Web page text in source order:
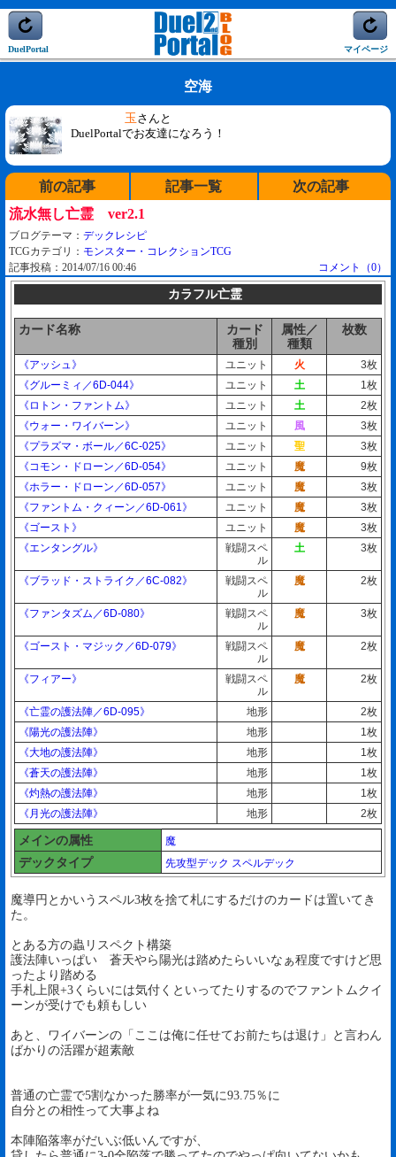
DuelPortal マイページ
空海
玉 さんと
DuelPortalでお友達になろう！
前の記事 記事一覧
次の記事
流水無し亡霊 ver2.1
ブログテーマ： デックレシピ
TCGカテゴリ： モンスター・コレクションTCG
記事投稿：2014/07/16 00:46
コメント（0）
カラフル亡霊
カード名称
カード
種別
属性／
種類
枚数
《アッシュ》 ユニット 火
3枚
《グルーミィ／6D-044》
ユニット 土
1枚
《ロトン・ファントム》
ユニット 土
2枚
《ウォー・ワイバーン》
ユニット 風
3枚
《プラズマ・ボール／6C-025》
ユニット 聖
3枚
《コモン・ドローン／6D-054》
ユニット 魔
9枚
《ホラー・ドローン／6D-057》
ユニット 魔
3枚
《ファントム・クィーン／6D-061》
ユニット 魔
3枚
《ゴースト》
ユニット 魔
3枚
《エンタングル》
戦闘スペ
ル
土 3枚
《ブラッド・ストライク／6C-082》
戦闘スペ
ル
魔 2枚
《ファンタズム／6D-080》
戦闘スペ
ル
魔 3枚
《ゴースト・マジック／6D-079》
戦闘スペ
ル
魔 2枚
《フィアー》
戦闘スペ
ル
魔 2枚
《亡霊の護法陣／6D-095》 地形
2枚
《陽光の護法陣》
地形
1枚
《大地の護法陣》
地形
1枚
《蒼天の護法陣》
地形
1枚
《灼熱の護法陣》
地形
1枚
《月光の護法陣》
地形 2枚
メインの属性 魔
デックタイプ 先攻型デック スペルデック
魔導円とかいうスペル3枚を捨て札にするだけのカードは置いてき
た。
とある方の蟲リスペクト構築
護法陣いっぱい 蒼天やら陽光は踏めたらいいなぁ程度ですけど思
ったより踏める
手札上限+3くらいには気付くといってたりするのでファントムクイ
ーンが受けでも頼もしい
あと、ワイバーンの「ここは俺に任せてお前たちは退け」と言わん
ばかりの活躍が超素敵
普通の亡霊で5割なかった勝率が一気に93.75％に
自分との相性って大事よね
本陣陥落率がだいぶ低いんですが、